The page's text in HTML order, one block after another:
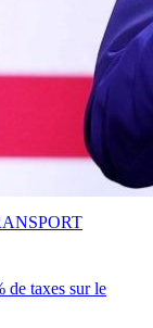
de taxes sur le